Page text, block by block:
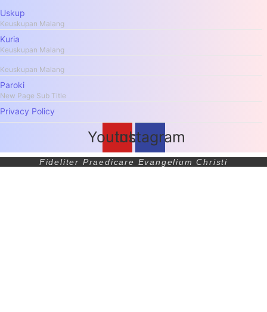
Uskup
Keuskupan Malang
Kuria
Keuskupan Malang
Keuskupan Malang
Paroki
New Page Sub Title
Privacy Policy
Youtube
Instagram
Fideliter Praedicare Evangelium Christi